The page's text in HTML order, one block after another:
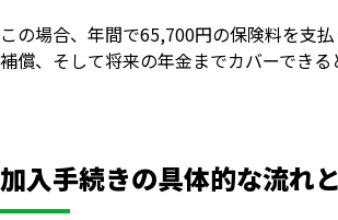
この場合、年間で65,700円の保険料を支
補償、そして将来の年金までカバーでき
加入手続きの具体的な流れ